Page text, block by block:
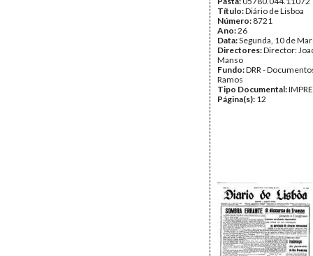
Título:Diário de Lisboa
Número: 8721
Ano:26
Data:Segunda, 10 de
Directores:Director:
Manso
Fundo:DRR -
Ramos
Tipo Documental:
Página(s): 12